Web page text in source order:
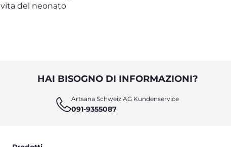
vita del neonato
HAI BISOGNO DI INFORMAZIONI?
Artsana Schweiz AG Kundenservice
091-9355087